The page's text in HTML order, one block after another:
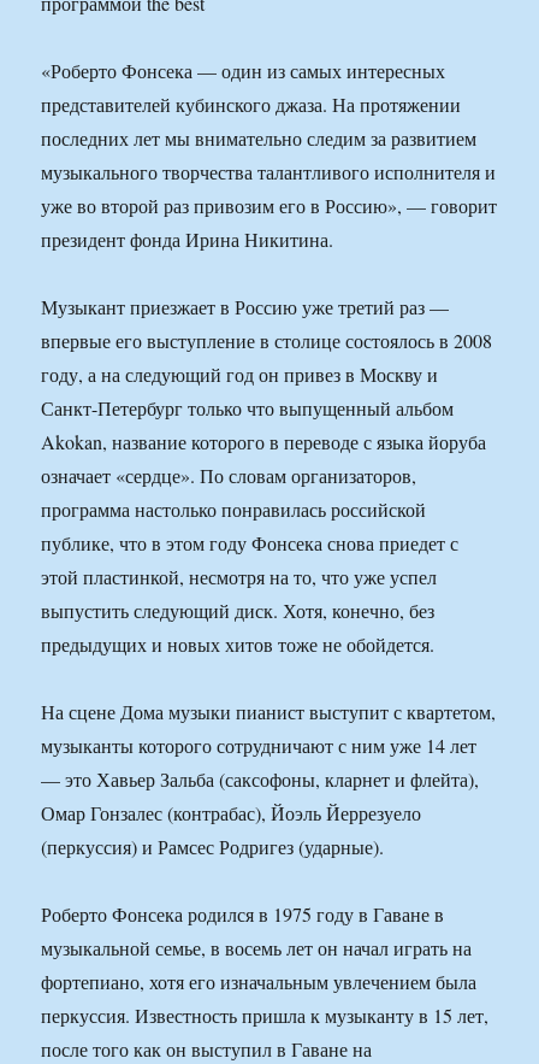
«Роберто Фонсека — один из самых интересных
представителей кубинского джаза. На протяжении
последних лет мы внимательно следим за развитием
музыкального творчества талантливого исполнителя и
уже во второй раз привозим его в Россию», — говорит
президент фонда Ирина Никитина.
Музыкант приезжает в Россию уже третий раз —
впервые его выступление в столице состоялось в 2008
году, а на следующий год он привез в Москву и
Санкт-Петербург только что выпущенный альбом
Akokan, название которого в переводе с языка йоруба
означает «сердце». По словам организаторов,
программа настолько понравилась российской
публике, что в этом году Фонсека снова приедет с
этой пластинкой, несмотря на то, что уже успел
выпустить следующий диск. Хотя, конечно, без
предыдущих и новых хитов тоже не обойдется.
На сцене Дома музыки пианист выступит с квартетом,
музыканты которого сотрудничают с ним уже 14 лет
— это Хавьер Зальба (саксофоны, кларнет и флейта),
Омар Гонзалес (контрабас), Йоэль Йеррезуело
(перкуссия) и Рамсес Родригез (ударные).
Роберто Фонсека родился в 1975 году в Гаване в
музыкальной семье, в восемь лет он начал играть на
фортепиано, хотя его изначальным увлечением была
перкуссия. Известность пришла к музыканту в 15 лет,
после того как он выступил в Гаване на